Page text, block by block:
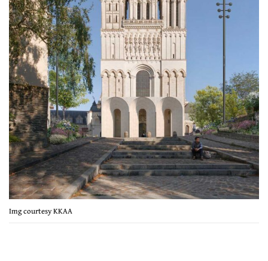
Img courtesy KKAA